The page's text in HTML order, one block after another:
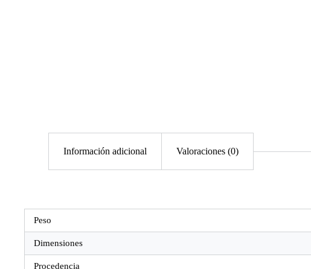
Información adicional Valoraciones (0)
Peso
Dimensiones
Procedencia